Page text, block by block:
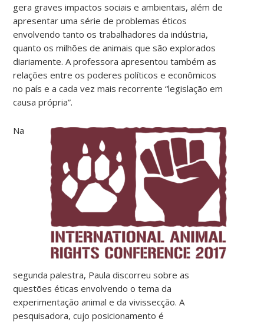
gera graves impactos sociais e ambientais, além de
apresentar uma série de problemas éticos
envolvendo tanto os trabalhadores da indústria,
quanto os milhões de animais que são explorados
diariamente. A professora apresentou também as
relações entre os poderes políticos e econômicos
no país e a cada vez mais recorrente “legislação em
causa própria”.
Na
segunda palestra, Paula discorreu sobre as
questões éticas envolvendo o tema da
experimentação animal e da vivissecção. A
pesquisadora, cujo posicionamento é